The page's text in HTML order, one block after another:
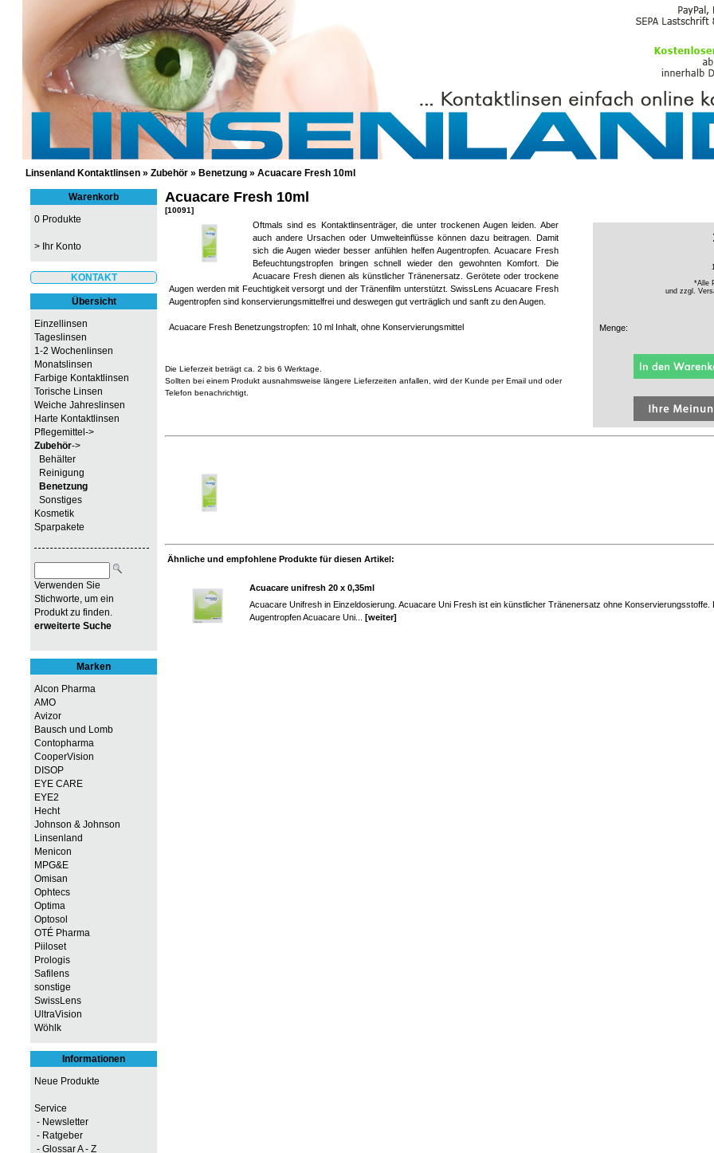
GÜNSTIGE KONTAKTLINSEN UND PFLEGEMITTEL
Linsenland Kontaktlinsen » Zubehör » Benetzung » Acuacare Fresh 10ml
Warenkorb
0 Produkte
> Ihr Konto
KONTAKT
Übersicht
Einzellinsen
Tageslinsen
1-2 Wochenlinsen
Monatslinsen
Farbige Kontaktlinsen
Torische Linsen
Weiche Jahreslinsen
Harte Kontaktlinsen
Pflegemittel->
Zubehör->
Behälter
Reinigung
Benetzung
Sonstiges
Kosmetik
Sparpakete
Verwenden Sie
Stichworte, um ein
Produkt zu finden.
erweiterte Suche
Marken
Alcon Pharma
AMO
Avizor
Bausch und Lomb
Contopharma
CooperVision
DISOP
EYE CARE
EYE2
Hecht
Johnson & Johnson
Linsenland
Menicon
MPG&E
Omisan
Ophtecs
Optima
Optosol
OTÉ Pharma
Piiloset
Prologis
Safilens
sonstige
SwissLens
UltraVision
Wöhlk
Informationen
Neue Produkte
Service
- Newsletter
- Ratgeber
- Glossar A - Z
Acuacare Fresh 10ml
[10091]
Oftmals sind es Kontaktlinsenträger, die unter trockenen Augen leiden. Aber
auch andere Ursachen oder Umwelteinflüsse können dazu beitragen. Damit
sich die Augen wieder besser anfühlen helfen Augentropfen. Acuacare Fresh
Befeuchtungstropfen bringen schnell wieder den gewohnten Komfort. Die
Acuacare Fresh dienen als künstlicher Tränenersatz. Gerötete oder trockene
Augen werden mit Feuchtigkeit versorgt und der Tränenfilm unterstützt. SwissLens Acuacare Fresh
Augentropfen sind konservierungsmittelfrei und deswegen gut verträglich und sanft zu den Augen.
Acuacare Fresh Benetzungstropfen: 10 ml Inhalt, ohne Konservierungsmittel
Die Lieferzeit beträgt ca. 2 bis 6 Werktage.
Sollten bei einem Produkt ausnahmsweise längere Lieferzeiten anfallen, wird der Kunde per Email und oder
Telefon benachrichtigt.
*Alle
und zzgl.
Menge:
Ähnliche und empfohlene Produkte für diesen Artikel:
Acuacare unifresh 20 x 0,35ml
Acuacare Unifresh in Einzeldosierung. Acuacare Uni Fresh ist ein künstlicher Tränenersatz ohne Konservierungsstoffe.
Augentropfen Acuacare Uni... [weiter]